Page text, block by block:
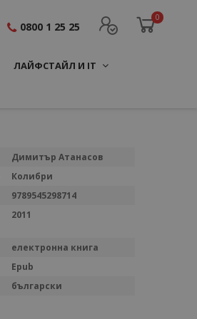
0
0800 1 25 25
ЛАЙФСТАЙЛ И IT
Димитър Атанасов
Колибри
9789545298714
2011
електронна книга
Epub
български